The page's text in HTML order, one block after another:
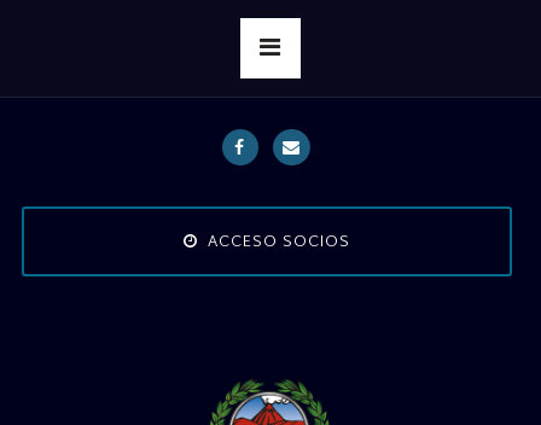
ACCESO SOCIOS